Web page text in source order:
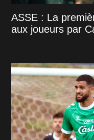
ASSE : La
aux joueurs par